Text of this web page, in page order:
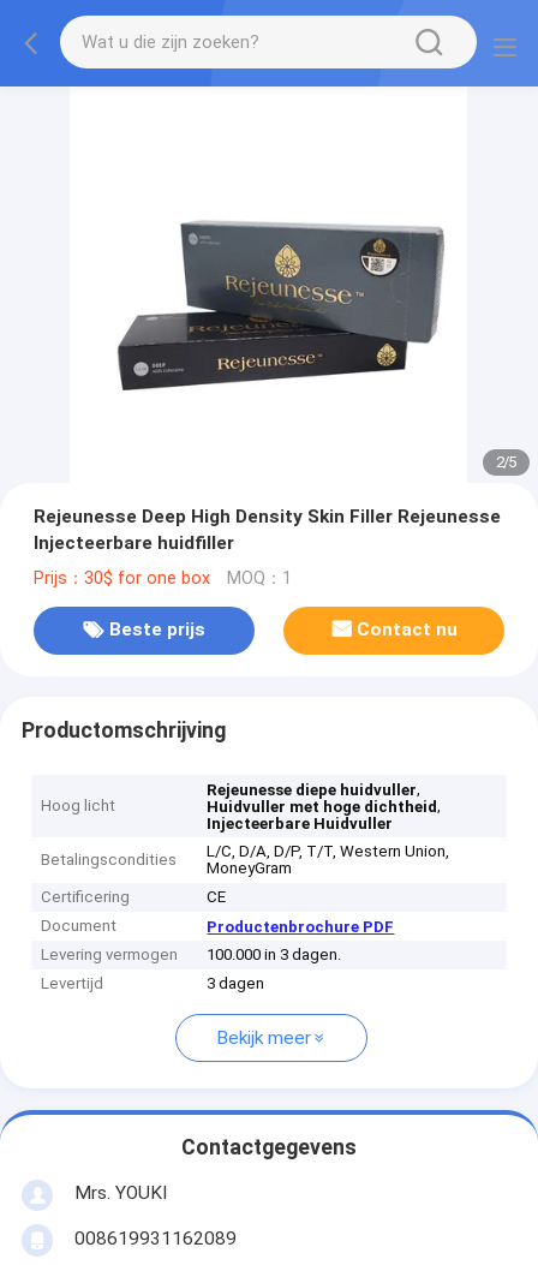
2/5
Rejeunesse Deep High Density Skin Filler Rejeunesse
Injecteerbare huidfiller
Prijs：30$ for one box MOQ：1
Beste prijs Contact nu
Productomschrijving
Hoog licht
Rejeunesse diepe huidvuller,
Huidvuller met hoge dichtheid,
Injecteerbare Huidvuller
Betalingscondities
L/C, D/A, D/P, T/T, Western Union,
MoneyGram
Certificering
CE
Document
Productenbrochure PDF
Levering vermogen
100.000 in 3 dagen.
Levertijd
3 dagen
Bekijk meer
Contactgegevens
Mrs. YOUKI
008619931162089